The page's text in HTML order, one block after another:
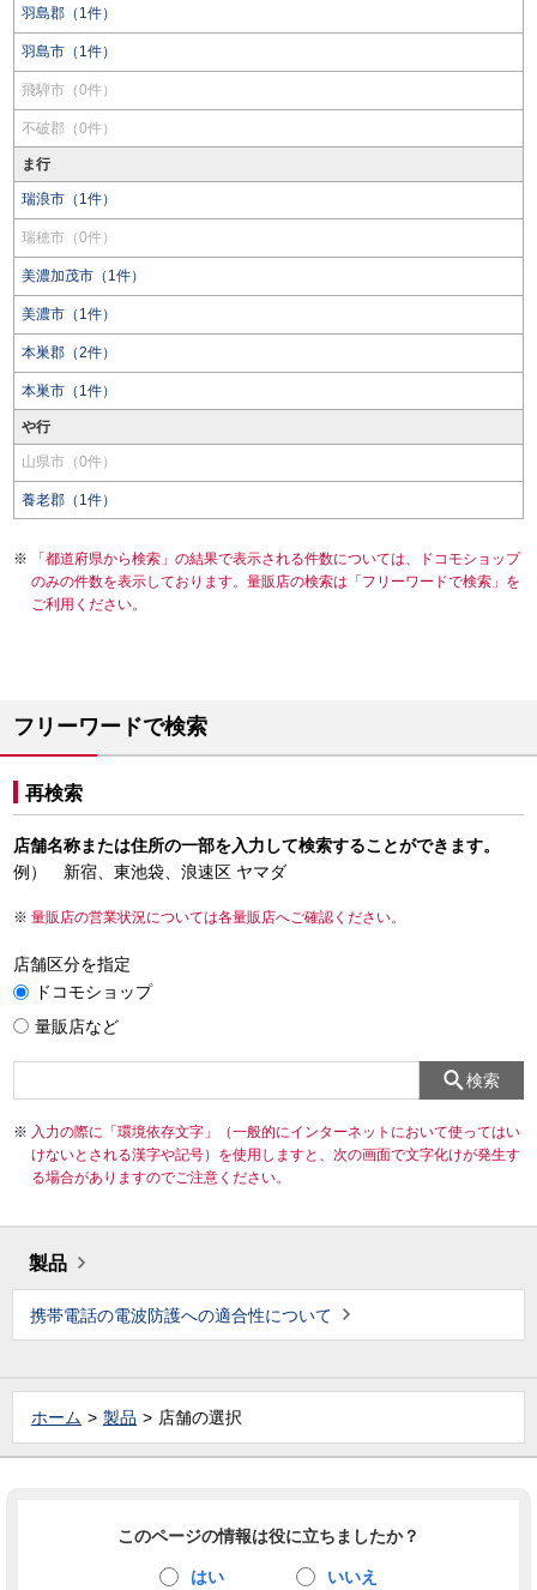
羽島郡（1件）
羽島市（1件）
飛騨市（0件）
不破郡（0件）
ま行
瑞浪市（1件）
瑞穂市（0件）
美濃加茂市（1件）
美濃市（1件）
本巣郡（2件）
本巣市（1件）
や行
山県市（0件）
養老郡（1件）
「都道府県から検索」の結果で表示される件数については、ドコモショップ
のみの件数を表示しております。量販店の検索は「フリーワードで検索」を
ご利用ください。
フリーワードで検索
再検索
店舗名称または住所の一部を入力して検索することができます。
例） 新宿、東池袋、浪速区 ヤマダ
量販店の営業状況については各量販店へご確認ください。
店舗区分を指定
ドコモショップ
量販店など
検索
入力の際に「環境依存文字」（一般的にインターネットにおいて使ってはい
けないとされる漢字や記号）を使用しますと、次の画面で文字化けが発生す
る場合がありますのでご注意ください。
製品
携帯電話の電波防護への適合性について
ホーム 製品 店舗の選択
このページの情報は役に立ちましたか？
はい いいえ